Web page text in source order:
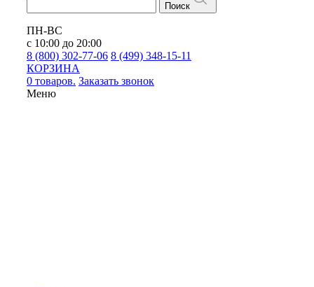
Поиск
ПН-ВС
с 10:00 до 20:00
8 (800) 302-77-06 8 (499) 348-15-11
КОРЗИНА
0 товаров. Заказать звонок
Меню